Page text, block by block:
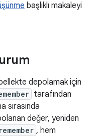
başlıklı makaleyi
depolamak için
tarafından
sırasında
değer, yeniden
remember , hem